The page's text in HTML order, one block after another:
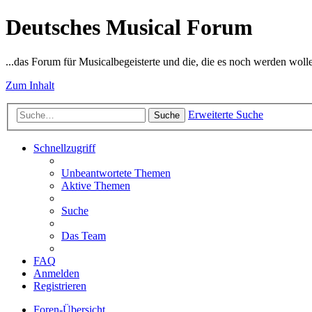
Deutsches Musical Forum
...das Forum für Musicalbegeisterte und die, die es noch werden
Zum Inhalt
Suche Erweiterte Suche
Schnellzugriff
Unbeantwortete Themen
Aktive Themen
Suche
Das Team
FAQ
Anmelden
Registrieren